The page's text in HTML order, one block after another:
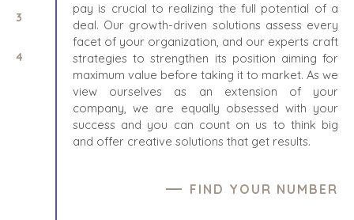
3
4
pay is crucial to realizing the full potential of a
deal. Our growth-driven solutions assess every
facet of your organization, and our experts craft
strategies to strengthen its position aiming for
maximum value before taking it to market. As we
view ourselves as an extension of your
company, we are equally obsessed with your
success and you can count on us to think big
and offer creative solutions that get results.
FIND YOUR NUMBER